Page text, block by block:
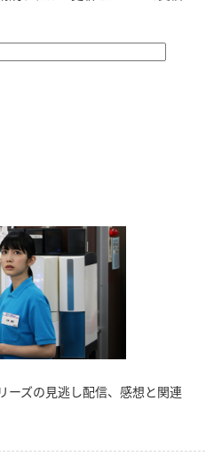
ーズの見逃し配信、感想と関連